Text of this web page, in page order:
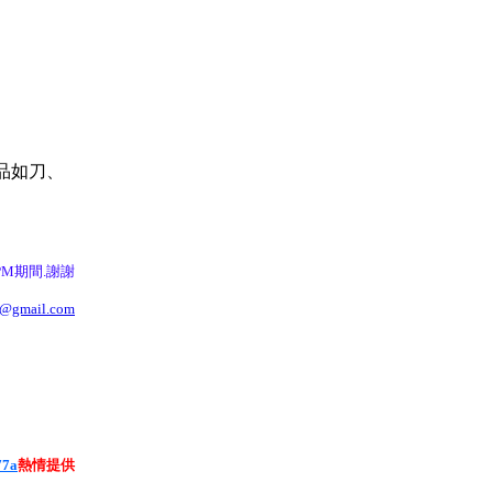
刀、
期間.謝謝
熱情提供